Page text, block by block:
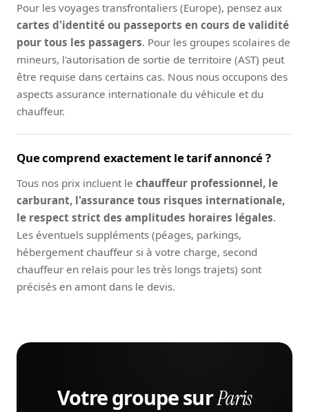
Pour les voyages transfrontaliers (Europe), pensez aux
cartes d'identité ou passeports en cours de validité
pour tous les passagers. Pour les groupes scolaires de
mineurs, l'autorisation de sortie de territoire (AST) peut
être requise dans certains cas. Nous nous occupons des
aspects assurance internationale du véhicule et du
chauffeur.
Que comprend exactement le tarif annoncé ?
Tous nos prix incluent le chauffeur professionnel, le
carburant, l'assurance tous risques internationale,
le respect strict des amplitudes horaires légales.
Les éventuels suppléments (péages, parkings,
hébergement chauffeur si à votre charge, second
chauffeur en relais pour les très longs trajets) sont
précisés en amont dans le devis.
Votre groupe surParis